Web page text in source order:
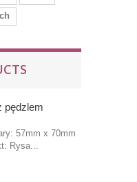
pędzlem
57mm x 70mm
Rysa...